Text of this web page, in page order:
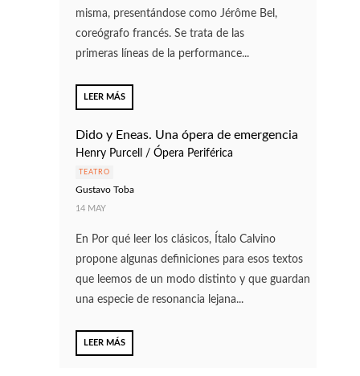
misma, presentándose como Jérôme Bel,
coreógrafo francés. Se trata de las
primeras líneas de la performance...
LEER MÁS
Dido y Eneas. Una ópera de emergencia
Henry Purcell / Ópera Periférica
TEATRO
Gustavo Toba
14 MAY
En Por qué leer los clásicos, Ítalo Calvino
propone algunas definiciones para esos textos
que leemos de un modo distinto y que guardan
una especie de resonancia lejana...
LEER MÁS